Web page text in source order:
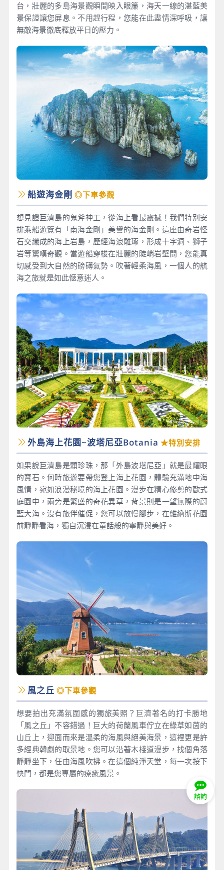
台，壯麗的多島海景觀瞬間映入眼簾，海天一線的湛藍美
景保證讓您屏息。不用趕行程，您能在此盡情深呼吸，讓
無敵海景徹底釋放平日的壓力。
船遊海金剛 ◎下車參觀
想見證巨濟島的鬼斧神工，從海上看最震撼！我們特別安
排乘船遊覽有「南海金剛」美譽的海金剛。這座由奇岩怪
石交織成的海上岩島，歷經海浪雕琢，形成十字洞、獅子
岩等驚嘆奇觀。當遊船穿梭在壯麗的陡峭岩壁間，您能真
切感受到大自然的磅礡氣勢。吹著輕柔海風，一個人的航
海之旅就是如此愜意迷人。
外島海上花園~波塔尼亞Botania ★特別安排
如果說巨濟島是顆珍珠，那「外島波塔尼亞」就是最耀眼
的寶石。何時旅遊要帶您登上海上花園，體驗充滿地中海
風情，宛如浪漫秘境的海上花園。漫步在精心修剪的歐式
庭園中，兩旁是繁盛的奇花異草，背景則是一望無際的蔚
藍大海。沒有旅伴催促，您可以放慢腳步，在維納斯花園
前靜靜看海，獨自沉浸在童話般的寧靜與美好。
風之丘 ◎下車參觀
想要拍出充滿氛圍感的獨旅美照？巨濟著名的打卡勝地
「風之丘」不容錯過！巨大的荷蘭風車佇立在綠草如茵的
山丘上，迎面而來是溫柔的海風與絕美海景，這裡更是許
多經典韓劇的取景地。您可以沿著木棧道漫步，找個角落
靜靜坐下，任由海風吹拂。在這個純淨天堂，每一次按下
快門，都是您專屬的療癒風景。
諮詢